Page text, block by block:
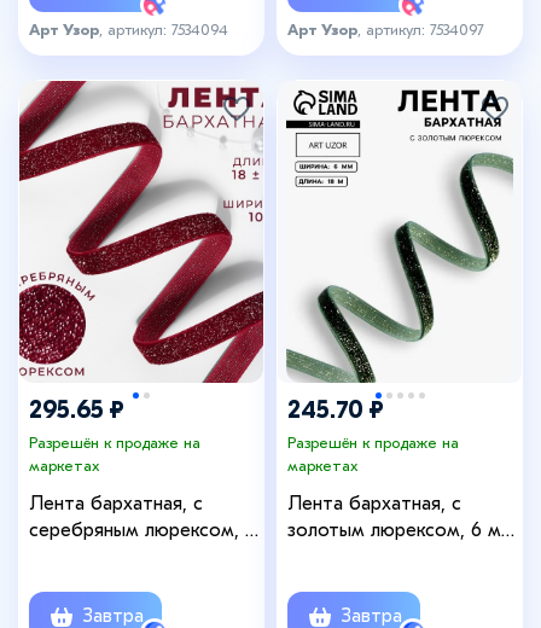
Арт Узор , артикул: 7534094 Арт Узор , артикул: 7534097
295.65 ₽
Разрешён к продаже на
маркетах
Лента бархатная, с
серебряным люрексом, 10
Завтра
245.70 ₽
Разрешён к продаже на
маркетах
Лента бархатная, с
золотым люрексом, 6 мм,
Завтра